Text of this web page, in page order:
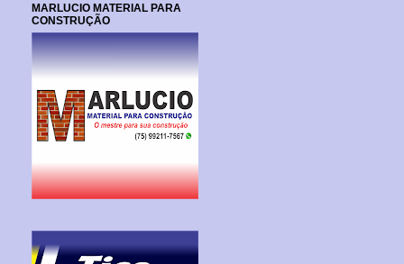
MARLUCIO MATERIAL PARA
CONSTRUÇÃO